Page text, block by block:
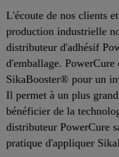
L'écoute de nos clients
production industrielle
distributeur d'adhésif
d'emballage. PowerCure
SikaBooster® pour un
Il permet à un plus
bénéficier de la
distributeur PowerCure
pratique d'appliquer